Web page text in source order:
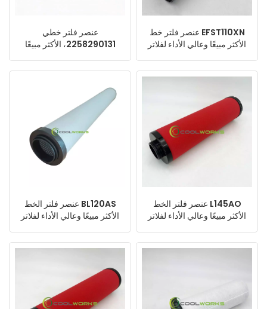
عنصر فلتر خطي
2258290131، الأكثر مبيعًا
الهواء
عنصر فلتر خط EFST110XN
الأكثر مبيعًا وعالي الأداء لفلاتر
عنصر فلتر الخط BL120AS
الأكثر مبيعًا وعالي الأداء لفلاتر
عنصر فلتر الخط L145AO
الأكثر مبيعًا وعالي الأداء لفلاتر